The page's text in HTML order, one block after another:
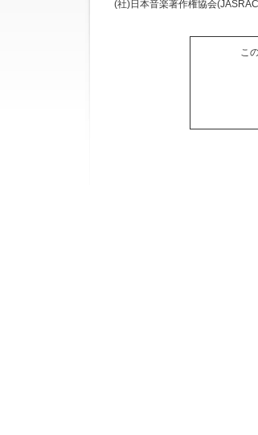
(社)日本音楽著作権協会
こ